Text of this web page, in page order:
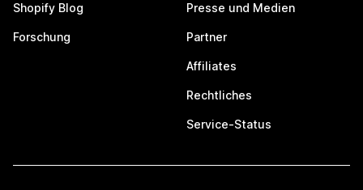
Shopify Blog
Forschung
Presse und Medien
Partner
Affiliates
Rechtliches
Service-Status